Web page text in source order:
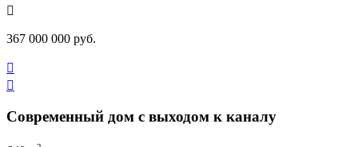

367 000 000 руб.


Современный дом с выходом к каналу